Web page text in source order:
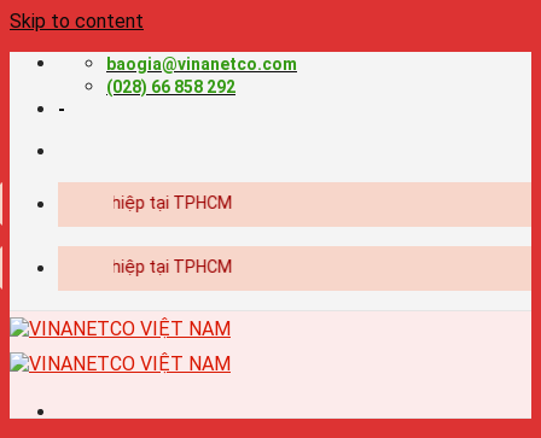
Skip to content
baogia@vinanetco.com
(028) 66 858 292
-
nghiệp tại TPHCM
nghiệp tại TPHCM